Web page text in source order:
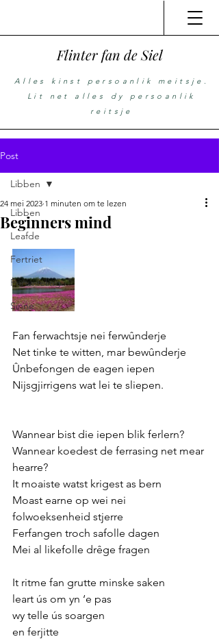
Flinter fan de Siel
Alles kinst persoanlik meitsje.
Lit net alles dy persoanlik
reitsje
Post
Libben
Leafde
Fertriet
Fertwifeling
Sinne
Libben
Beginners mind
24 mei 2023 1 minuten om te lezen
Fan ferwachtsje nei ferwûnderje
Net tinke te witten, mar bewûnderje
Ûnbefongen de eagen iepen
Nijsgjirrigens wat lei te sliepen.
Wannear bist die iepen blik ferlern?
Wannear koedest de ferrasing net mear
hearre?
It moaiste watst krigest as bern
Moast earne op wei nei
folwoeksenheid stjerre
Ferfangen troch safolle dagen
Mei al likefolle drêge fragen
It ritme fan grutte minske saken
leart ús om yn ‘e pas
wy telle ús soargen
en ferjitte